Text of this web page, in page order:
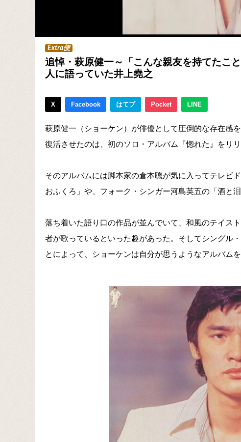
Extra便
追悼・萩原健一～「こんな親友を持てたこ
人に語っていた井上堯之
X Facebook はてブ Pocket LINE
萩原健一（ショーケン）が俳優として圧倒的な存在感
復活させたのは、初のソロ・アルバム『惚れた』をリ
そのアルバムには脚本家の倉本聰が気に入ってテレビ
おふくろ」や、フォーク・シンガー河島英五の「酒と
落ち着いた語り口の作品が並んでいて、和風のテイス
者が歌っているといった趣があった。そしてシングル
とによって、ショーケンは自分が思うようなアルバム